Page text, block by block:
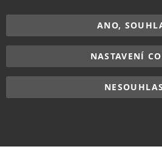
ANO,
NASTAVENÍ